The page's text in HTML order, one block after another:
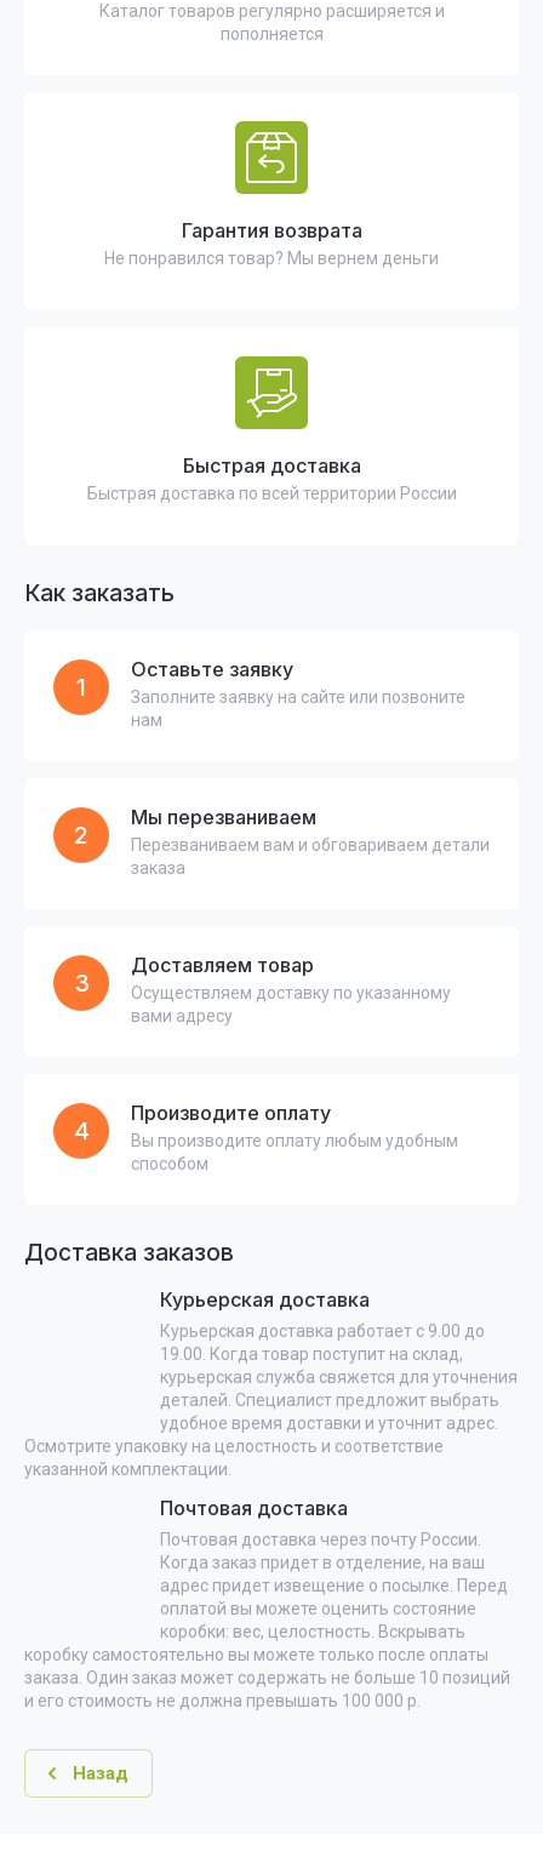
Каталог товаров регулярно расширяется и
пополняется
Гарантия возврата
Не понравился товар? Мы вернем деньги
Быстрая доставка
Быстрая доставка по всей территории России
Как заказать
1
Оставьте заявку
Заполните заявку на сайте или позвоните
нам
2
Мы перезваниваем
Перезваниваем вам и обговариваем детали
заказа
3
Доставляем товар
Осуществляем доставку по указанному
вами адресу
4
Производите оплату
Вы производите оплату любым удобным
способом
Доставка заказов
Курьерская доставка
Курьерская доставка работает с 9.00 до
19.00. Когда товар поступит на склад,
курьерская служба свяжется для уточнения
деталей. Специалист предложит выбрать
удобное время доставки и уточнит адрес.
Осмотрите упаковку на целостность и соответствие
указанной комплектации.
Почтовая доставка
Почтовая доставка через почту России.
Когда заказ придет в отделение, на ваш
адрес придет извещение о посылке. Перед
оплатой вы можете оценить состояние
коробки: вес, целостность. Вскрывать
коробку самостоятельно вы можете только после оплаты
заказа. Один заказ может содержать не больше 10 позиций
и его стоимость не должна превышать 100 000 р.
Назад